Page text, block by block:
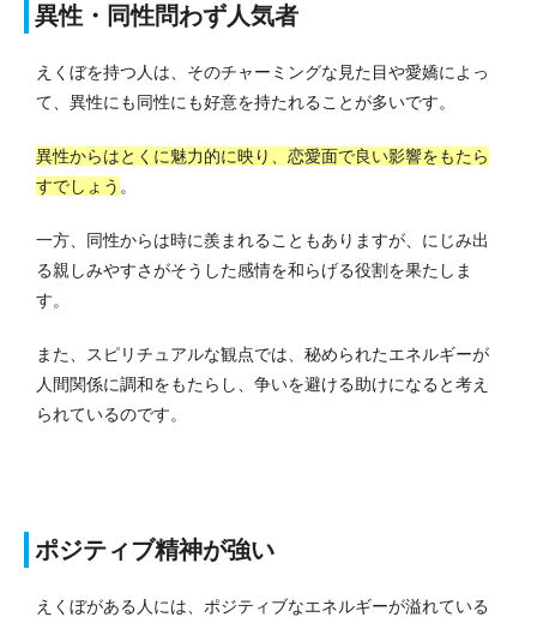
異性・同性問わず人気者
えくぼを持つ人は、そのチャーミングな見た目や愛嬌によっ
て、異性にも同性にも好意を持たれることが多いです。
異性からはとくに魅力的に映り、恋愛面で良い影響をもたら
すでしょう 。
一方、同性からは時に羨まれることもありますが、にじみ出
る親しみやすさがそうした感情を和らげる役割を果たしま
す。
また、スピリチュアルな観点では、秘められたエネルギーが
人間関係に調和をもたらし、争いを避ける助けになると考え
られているのです。
ポジティブ精神が強い
えくぼがある人には、ポジティブなエネルギーが溢れている